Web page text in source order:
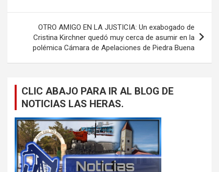
entradas
OTRO AMIGO EN LA JUSTICIA: Un exabogado de
Cristina Kirchner quedó muy cerca de asumir en la
polémica Cámara de Apelaciones de Piedra Buena
CLIC ABAJO PARA IR AL BLOG DE
NOTICIAS LAS HERAS.